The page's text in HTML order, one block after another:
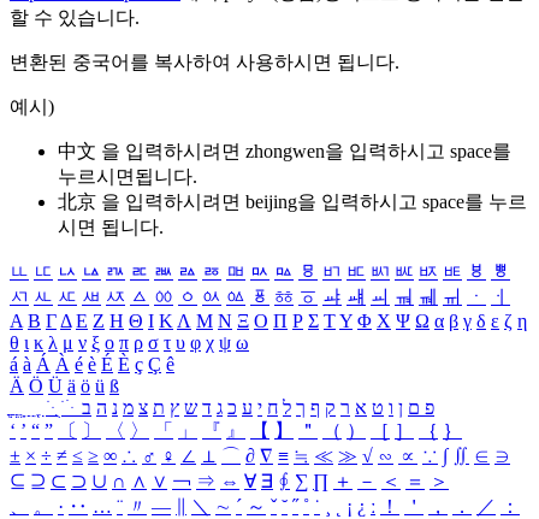
할 수 있습니다.
변환된 중국어를 복사하여 사용하시면 됩니다.
예시)
中文 을 입력하시려면 zhongwen을 입력하시고 space를
누르시면됩니다.
北京 을 입력하시려면 beijing을 입력하시고 space를 누르
시면 됩니다.
ㅥ ㅦ ㅧ ㅨ ㅩ ㅪ ㅫ ㅬ ㅭ ㅮ ㅯ ㅰ ㅱ ㅲ ㅳ ㅴ ㅵ ㅶ ㅷ ㅸ
ㅹ
ㅺ ㅻ ㅼ ㅽ ㅾ ㅿ ㆀ ㆁ ㆂ ㆃ ㆄ ㆅ ㆆ ㆇ ㆈ ㆉ ㆊ ㆋ ㆌ ㆍ
ㆎ
Α Β ΓΔ Ε Ζ Η Θ Ι ΚΛ Μ Ν Ξ Ο Π Ρ Σ ΤΥ Φ Χ Ψ Ω α β γ δ ε ζ η
θ ι κ λ μ ν ξ ο π ρ σ τ υ φ χ ψ ω
á à Á À é è É È ç Ç ê
Ä Ö Ü ä ö ü ß
ִֶֹ ֻּ ׁׂ פ ם ן ו ט א ר ק ף ך ל ח י ע כ ג ד ש ץ ת צ מ נ ה ב
‘ ’ “ ” 〔 〕 〈 〉 「 」 『 』 【 】 ＂ （ ） ［ ］ ｛ ｝
± × ÷ ≠ ≤ ≥ ∞ ∴ ♂ ♀ ∠ ⊥ ⌒ ∂ ∇ ≡ ≒ ≪ ≫ √ ∽ ∝ ∵ ∫ ∬ ∈ ∋
⊆ ⊇ ⊂ ⊃ ∪ ∩ ∧ ∨ ￢ ⇒ ⇔ ∀ ∃ ∮ ∑ ∏ ＋ － ＜ ＝
＞
、
。 · ‥ … ¨ 〃 ― ＼ ∼ ´ ～ ˇ ˘ ˝ ˚ ˙ ¸ ¡ ¿ ː ！ ＇ ， ． ／
：